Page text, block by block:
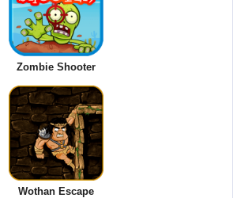
Zombie Shooter
Wothan Escape